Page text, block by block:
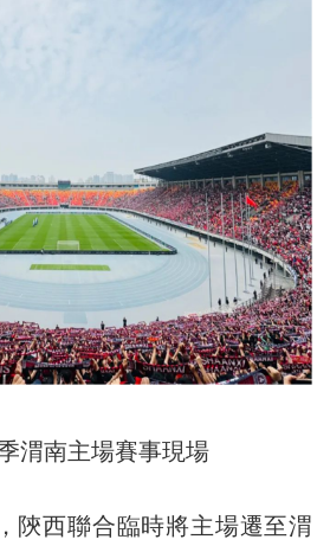
渭南主場賽事現場
西聯合臨時將主場遷至渭